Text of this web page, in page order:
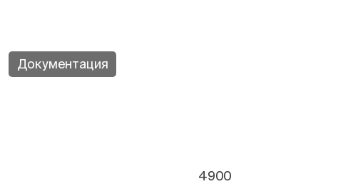
Документация
4900